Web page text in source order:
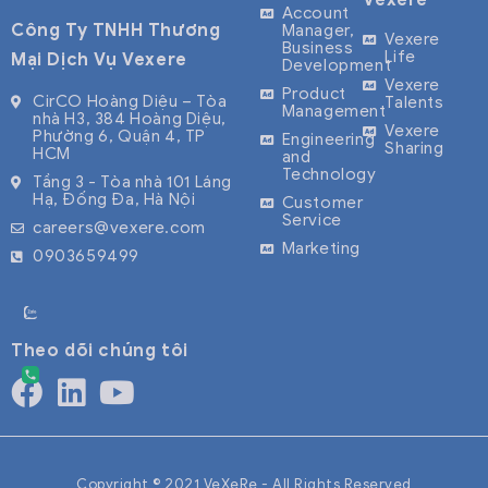
tuyến với
hàng triệu
lượt truy cập
mỗi tháng.
Vexere đang
hợp tác bán
vé với hơn
600 nhà xe,
phủ rộng hầu
platform,
connecting
over 2,000
transport
operators
and serving
millions of
passengers
every month.
bringing
Công Ty TNHH Thương
Mại Dịch Vụ Vexere
CirCO Hoàng Diệu – Tòa
nhà H3, 384 Hoàng Diệu,
Phường 6, Quận 4, TP
HCM
Tầng 3 - Tòa nhà 101 Láng
Hạ, Đống Đa, Hà Nội
careers@vexere.com
0903659499
Account
Manager,
Business
Development
Product
Management
Engineering
and
Technology
Customer
Service
Marketing
Vexere
Life
Vexere
Talents
Vexere
Sharing
Theo dõi chúng tôi